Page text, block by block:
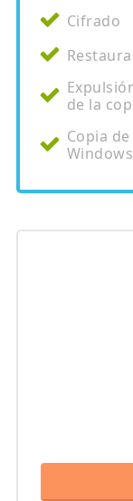
Cifrado
de la
Copia
Windows